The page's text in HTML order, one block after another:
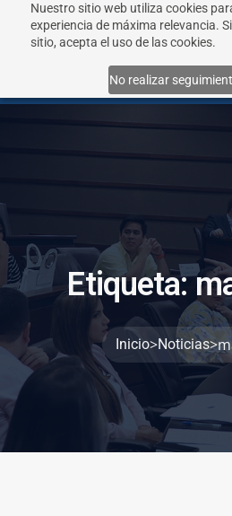
Nuestro sitio web utiliza cookies
experiencia de máxima relevancia.
sitio, acepta el uso de las cookies.
No realizar
Etiqueta:m
Inicio>Noticias>